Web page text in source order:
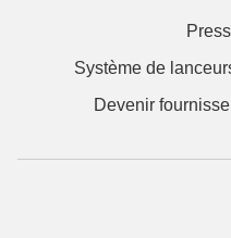
Système de
Devenir